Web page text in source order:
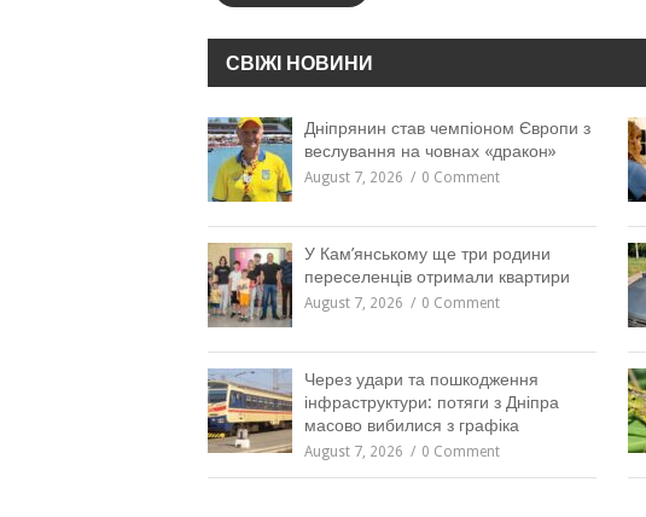
СВІЖІ НОВИНИ
Дніпрянин став чемпіоном Європи з
веслування на човнах «дракон»
August 7, 2026 0 Comment
У Кам’янському ще три родини
переселенців отримали квартири
August 7, 2026 0 Comment
Через удари та пошкодження
інфраструктури: потяги з Дніпра
масово вибилися з графіка
August 7, 2026 0 Comment